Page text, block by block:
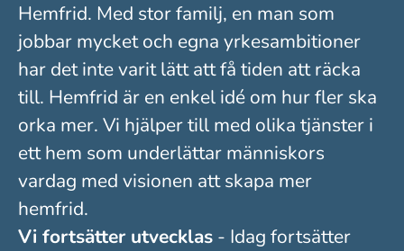
Hemfrid. Med stor familj, en man som
jobbar mycket och egna yrkesambitioner
har det inte varit lätt att få tiden att räcka
till. Hemfrid är en enkel idé om hur fler ska
orka mer. Vi hjälper till med olika tjänster i
ett hem som underlättar människors
vardag med visionen att skapa mer
hemfrid.
Vi fortsätter utvecklas - Idag fortsätter